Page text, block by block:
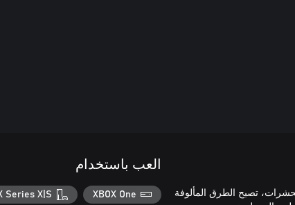
تصبح الطرق المألوفة
العب باستخدام
XBOX One
Series X|S